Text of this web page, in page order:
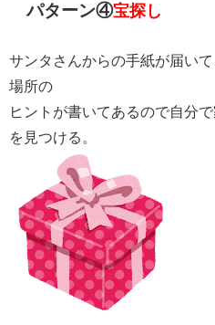
パターン④宝探し
サンタさんからの手紙が届い
場所の
ヒントが書いてあるので自分
を見つける。